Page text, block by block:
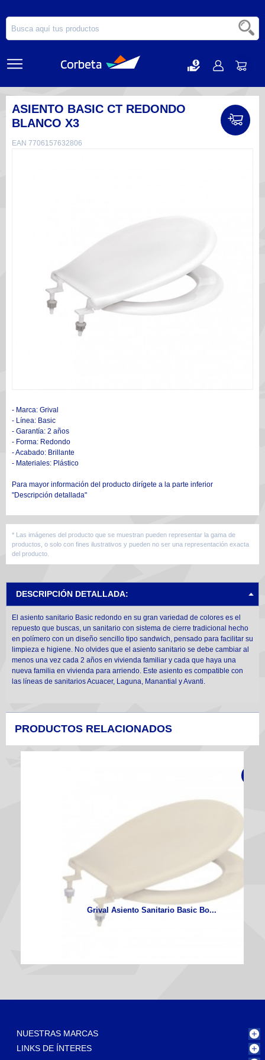
ASIENTO BASIC CT REDONDO
BLANCO X3
EAN 7706157632806
- Marca: Grival
- Línea: Basic
- Garantía: 2 años
- Forma: Redondo
- Acabado: Brillante
- Materiales: Plástico
Para mayor información del producto dirígete a la parte inferior
"Descripción detallada"
* Las imágenes del producto que se muestran pueden representar la gama de
productos, o solo con fines ilustrativos y pueden no ser una representación exacta
del producto.
DESCRIPCIÓN DETALLADA:
El asiento sanitario Basic redondo en su gran variedad de colores es el
repuesto que buscas, un sanitario con sistema de cierre tradicional hecho
en polímero con un diseño sencillo tipo sandwich, pensado para facilitar su
limpieza e higiene. No olvides que el asiento sanitario se debe cambiar al
menos una vez cada 2 años en vivienda familiar y cada que haya una
nueva familia en vivienda para arriendo. Este asiento es compatible con
las líneas de sanitarios Acuacer, Laguna, Manantial y Avanti.
PRODUCTOS RELACIONADOS
Grival Asiento Sanitario Basic Bo...
NUESTRAS MARCAS
LINKS DE ÍNTERES